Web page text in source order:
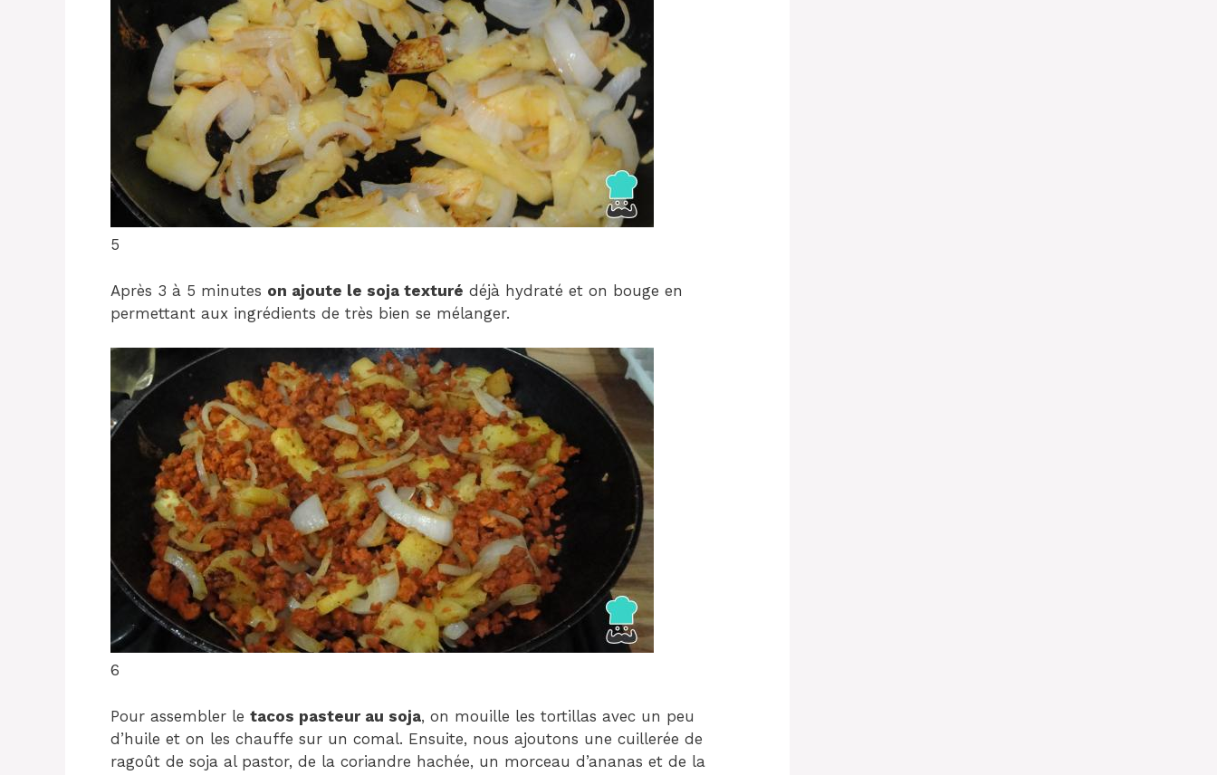
5
Après 3 à 5 minutes on ajoute le soja texturé déjà hydraté et on bouge en
permettant aux ingrédients de très bien se mélanger.
6
Pour assembler le tacos pasteur au soja, on mouille les tortillas avec un peu
d’huile et on les chauffe sur un comal. Ensuite, nous ajoutons une cuillerée de
ragoût de soja al pastor, de la coriandre hachée, un morceau d’ananas et de la